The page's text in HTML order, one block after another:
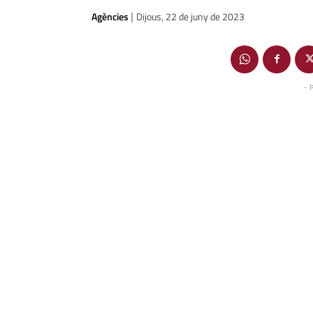
Agències | Dijous, 22 de juny de 2023
-